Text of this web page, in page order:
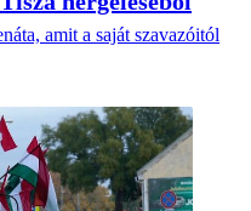
amit a saját szavazóitól